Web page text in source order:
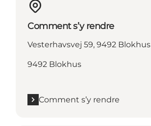
Comment s’y rendre
Vesterhavsvej 59, 9492 Blokhus
9492 Blokhus
Comment s’y rendre